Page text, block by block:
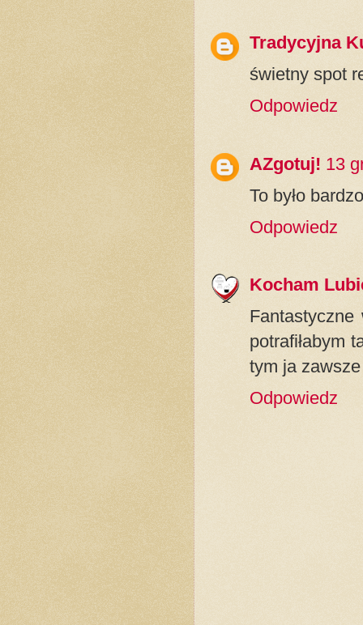
Tradycyjna
świetny spot
Odpowiedz
AZgotuj! 13
To było
Odpowiedz
Kocham
Fantastyczne
potrafiłabym
tym ja
Odpowiedz